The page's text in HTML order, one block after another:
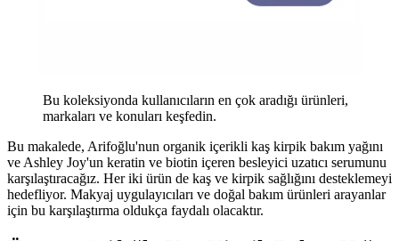
Bu koleksiyonda kullanıcıların en çok aradığı ürünleri,
markaları ve konuları keşfedin.
Bu makalede, Arifoğlu'nun organik içerikli kaş kirpik bakım yağını
ve Ashley Joy'un keratin ve biotin içeren besleyici uzatıcı serumunu
karşılaştıracağız. Her iki ürün de kaş ve kirpik sağlığını desteklemeyi
hedefliyor. Makyaj uygulayıcıları ve doğal bakım ürünleri arayanlar
için bu karşılaştırma oldukça faydalı olacaktır.